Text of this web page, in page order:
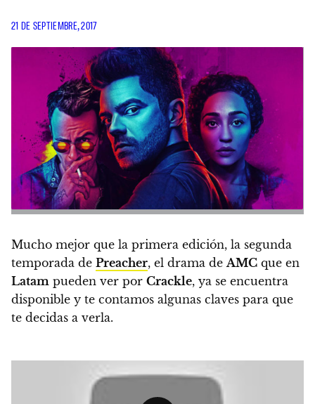
21 DE SEPTIEMBRE, 2017
Mucho mejor que la primera edición, la segunda
temporada de Preacher, el drama deAMC que en
Latam pueden ver por Crackle, ya se encuentra
disponible y te contamos algunas claves para que
te decidas a verla.